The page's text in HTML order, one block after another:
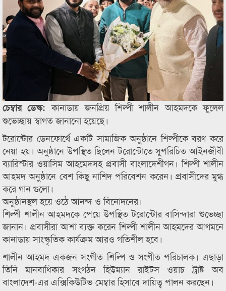
চেম্বার ডেস্ক:কানাডায় জনপ্রিয় শিল্পী শালীন আহমদকে ফুলেল
শুভেচ্ছায় স্বাগত জানানো হয়েছে।
টরোন্টোর ডেনফোর্থে একটি সামাজিক অনুষ্ঠানে শিল্পীকে বরণ করে
নেয়া হয়। অনুষ্ঠানে উপস্থিত ছিলেন টরোন্টোতে সুপরিচিত আইনজীবী
ব্যারিস্টার ওয়াসিম আহমেদসহ প্রবাসী বাংলাদেশীগন। শিল্পী শালীন
আহমদ অনুষ্ঠানে বেশ কিছু নাশিদ পরিবেশন করেন। প্রবাসীদের মুগ্ধ
করে গান গুলো।
অনুষ্ঠানস্থল হয়ে ওঠে আনন্দ ও বিনোদনের।
শিল্পী শালীন আহমদকে পেয়ে উপস্থিত টরোন্টোর বাসিন্দারা শুভেচ্ছা
জানান। প্রবাসীরা আশা ব্যক্ত করেন শিল্পী শালীন আহমদের আগমনে
কানাডায় সাংস্কৃতিক কার্যক্রম আরও গতিশীল হবে।
শালীন আহমদ একজন সংগীত শিল্পি ও সংগীত পরিচালক। এছাড়া
তিনি মানবাধিকার সংগঠন হিউম্যান রাইটস ওয়াচ ট্রাষ্ট অব
বাংলাদেশ-এর এক্সিকিউটিভ মেম্বার হিসাবে দায়িত্ব পালন করছেন।